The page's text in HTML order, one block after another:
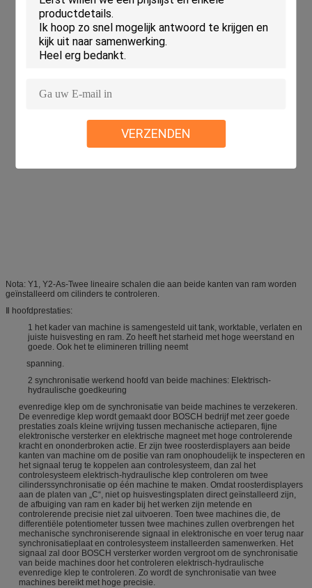
VERZENDEN
Nota: Y1, Y2-As-Twee lineaire schalen die aan beide kanten van ram worden
geïnstalleerd om cilinders te controleren.
Ⅱ hoofdprestaties:
1 het kader van machine is samengesteld uit tank, worktable, verlaten en
juiste huisvesting en ram. Zo heeft het starheid met hoge weerstand en
goede. Ook het te elimineren trilling neemt
spanning.
2 synchronisatie werkend hoofd van beide machines: Elektrisch-
hydraulische goedkeuring
evenredige klep om de synchronisatie van beide machines te verzekeren.
De evenredige klep wordt gemaakt door BOSCH bedrijf met zeer goede
prestaties zoals kleine wrijving tussen mechanische actieparen, fijne
elektronische versterker en elektrische magneet met hoge controlerende
kracht en ononderbroken actie. Er zijn twee roosterdisplayers aan beide
kanten van machine om de positie van ram onophoudelijk te inspecteren en
het signaal terug te koppelen aan controlesysteem, dan zal het
controlesysteem elektrisch-hydraulische klep controleren om twee
cilinderssynchronisatie op één machine te maken. Omdat roosterdisplayers
aan de platen van „C“, niet op huisvestingsplaten direct geïnstalleerd zijn,
de afbuiging van ram en kader bij het werken zijn metende en
controlerende precisie niet zal uitvoeren. Toen twee machines die, de
differentiële potentiometer tussen twee machines zullen overbrengen het
mechanische synchroniserende signaal in elektronische en voer terug naar
synchronisatieplaat en controlesysteem installeerden samenwerken. Het
signaal zal door BOSCH versterker worden vergroot om de synchronisatie
van beide machines door het controleren elektrisch-hydraulische
evenredige klep te controleren. Zo wordt de synchronisatie van twee
machines bereikt met hoge precisie.